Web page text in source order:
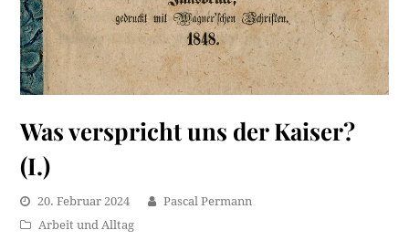
Was verspricht uns der Kaiser?
(I.)
20. Februar 2024
Pascal Permann
Arbeit und Alltag